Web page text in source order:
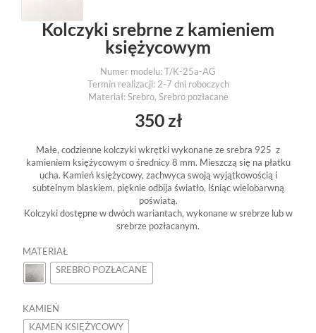
Kolczyki srebrne z kamieniem
księżycowym
Numer modelu: T/K-25a-AG
Termin realizacji: 2-7 dni roboczych
Materiał: Srebro, Srebro pozłacane
350 zł
Małe, codzienne kolczyki wkrętki wykonane ze srebra 925 z
kamieniem księżycowym o średnicy 8 mm. Mieszczą się na płatku
ucha. Kamień księżycowy, zachwyca swoją wyjątkowością i
subtelnym blaskiem, pięknie odbija światło, lśniąc wielobarwną
poświatą.
Kolczyki dostępne w dwóch wariantach, wykonane w srebrze lub w
srebrze pozłacanym.
MATERIAŁ
SREBRO POZŁACANE
KAMIEŃ
KAMEŃ KSIĘŻYCOWY